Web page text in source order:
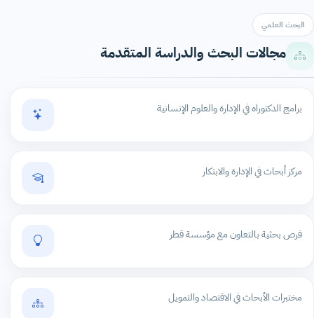
البحث العلمي
مجالات البحث والدراسة المتقدمة
برامج الدكتوراه في الإدارة والعلوم الإنسانية
مركز أبحاث في الإدارة والابتكار
فرص بحثية بالتعاون مع مؤسسة قطر
مختبرات الأبحاث في الاقتصاد والتمويل